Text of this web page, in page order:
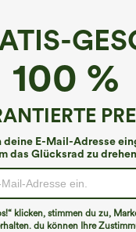
100 %
deine E-Mail-Adresse
das Glücksrad zu
klicken, stimmen du zu,
du können Ihre
Hoppla!
von Ihnen
finden.